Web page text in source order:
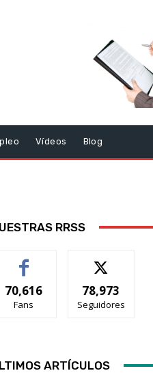
Vídeos Blog
RRSS
70,616
Fans
78,973
Seguidores
ARTÍCULOS